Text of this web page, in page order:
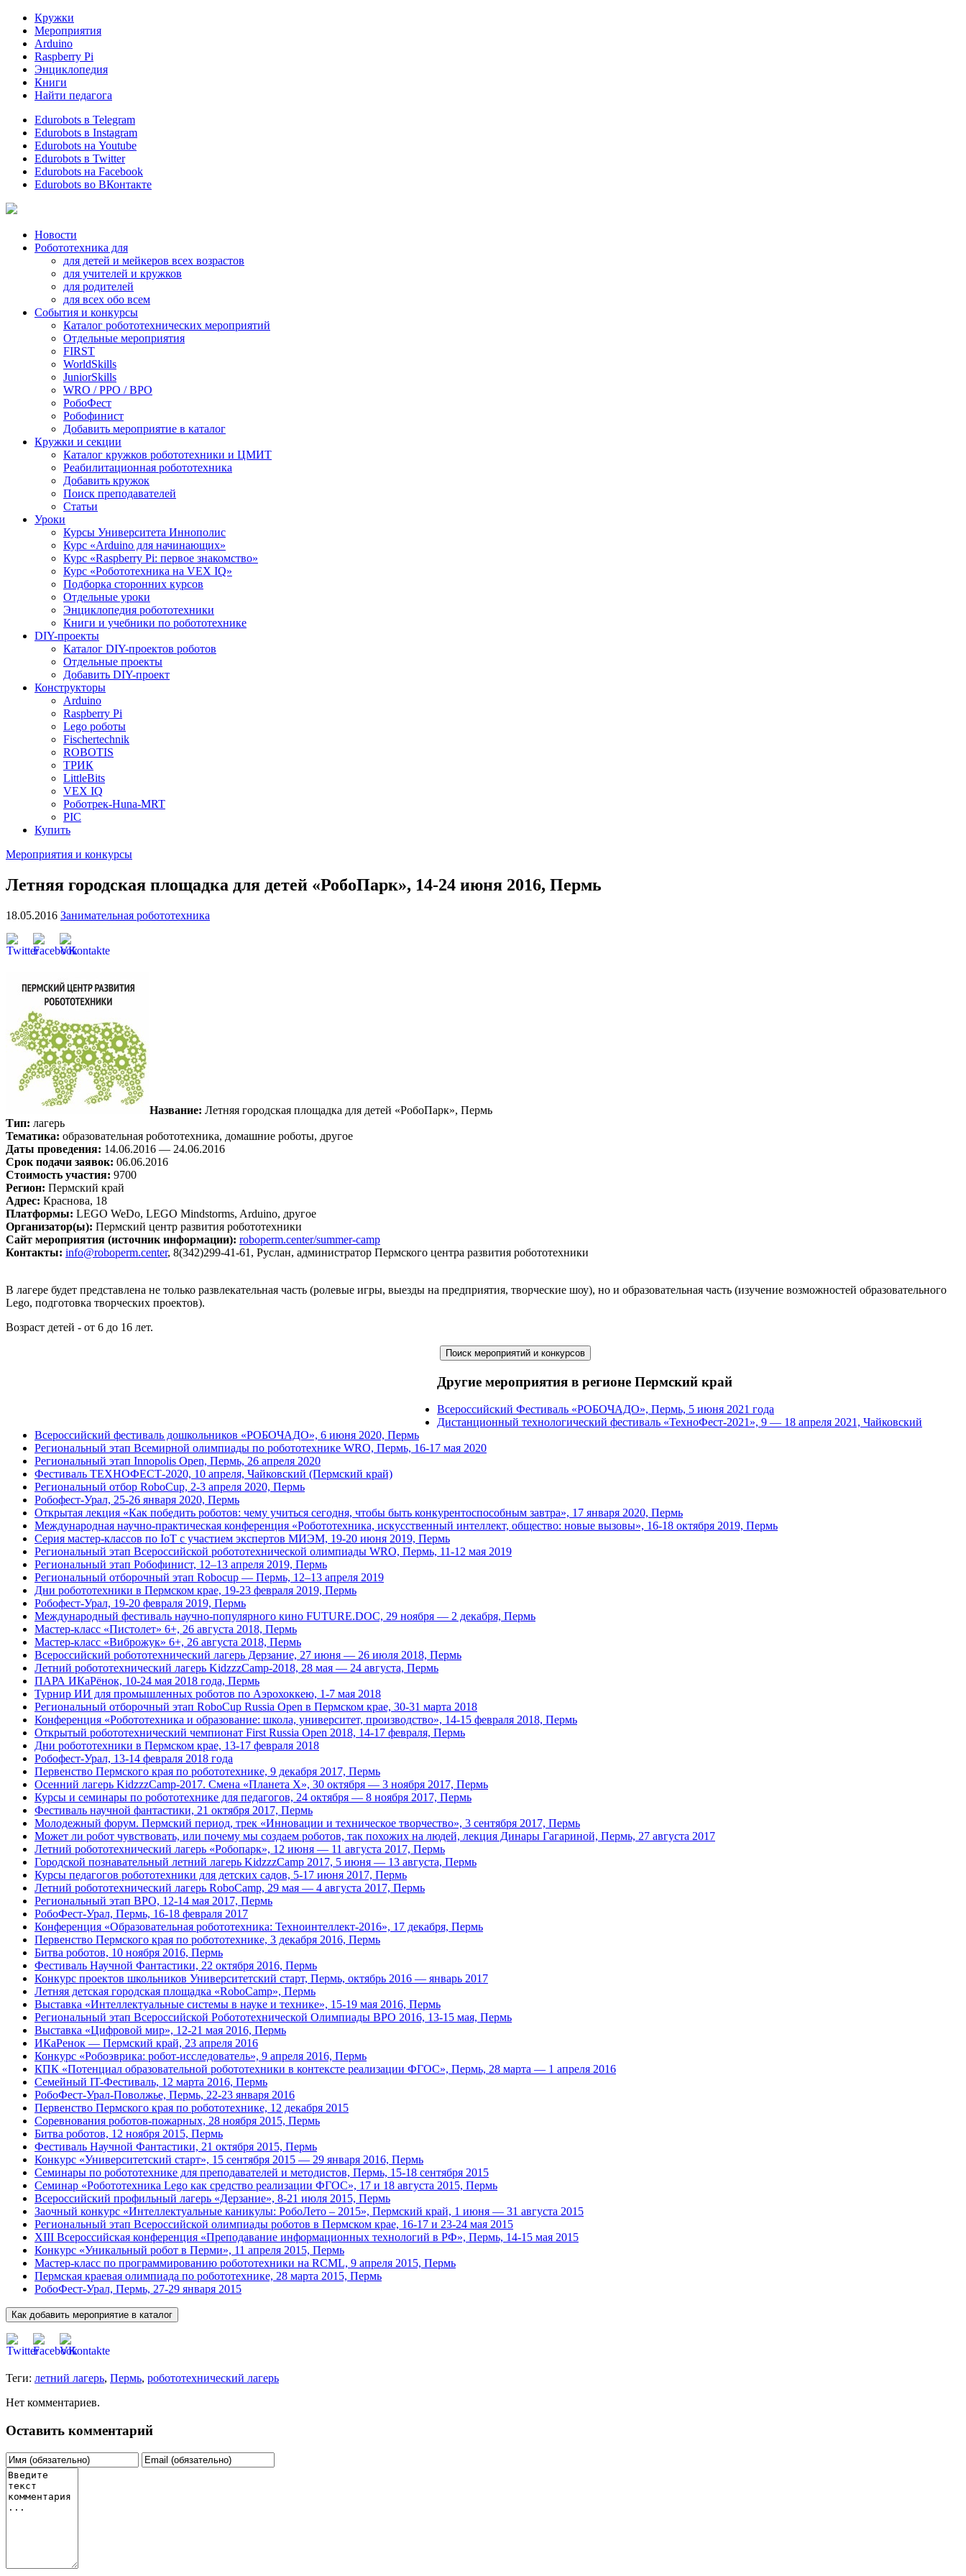
Кружки
Мероприятия
Arduino
Raspberry Pi
Энциклопедия
Книги
Найти педагога
Edurobots в Telegram
Edurobots в Instagram
Edurobots на Youtube
Edurobots в Twitter
Edurobots на Facebook
Edurobots во ВКонтакте
Новости
Робототехника для
для детей и мейкеров всех возрастов
для учителей и кружков
для родителей
для всех обо всем
События и конкурсы
Каталог робототехнических мероприятий
Отдельные мероприятия
FIRST
WorldSkills
JuniorSkills
WRO / РРО / ВРО
РобоФест
Робофинист
Добавить мероприятие в каталог
Кружки и секции
Каталог кружков робототехники и ЦМИТ
Реабилитационная робототехника
Добавить кружок
Поиск преподавателей
Статьи
Уроки
Курсы Университета Иннополис
Курс «Arduino для начинающих»
Курс «Raspberry Pi: первое знакомство»
Курс «Робототехника на VEX IQ»
Подборка сторонних курсов
Отдельные уроки
Энциклопедия робототехники
Книги и учебники по робототехнике
DIY-проекты
Каталог DIY-проектов роботов
Отдельные проекты
Добавить DIY-проект
Конструкторы
Arduino
Raspberry Pi
Lego роботы
Fischertechnik
ROBOTIS
ТРИК
LittleBits
VEX IQ
Роботрек-Huna-MRT
PIC
Купить
Мероприятия и конкурсы
Летняя городская площадка для детей «РобоПарк», 14-24 июня 2016, Пермь
18.05.2016 Занимательная робототехника
Название: Летняя городская площадка для детей «РобоПарк», Пермь
Тип: лагерь
Тематика: образовательная робототехника, домашние роботы, другое
Даты проведения: 14.06.2016 — 24.06.2016
Срок подачи заявок: 06.06.2016
Стоимость участия: 9700
Регион: Пермский край
Адрес: Краснова, 18
Платформы: LEGO WeDo, LEGO Mindstorms, Arduino, другое
Организатор(ы): Пермский центр развития робототехники
Сайт мероприятия (источник информации): roboperm.center/summer-camp
Контакты: info@roboperm.center, 8(342)299-41-61, Руслан, администратор Пермского центра развития робототехники
В лагере будет представлена не только развлекательная часть (ролевые игры, выезды на предприятия, творческие шоу), но и образовательная часть (изучение возможностей образовательного
Lego, подготовка творческих проектов).
Возраст детей - от 6 до 16 лет.
Другие мероприятия в регионе Пермский край
Всероссийский Фестиваль «РОБОЧАДО», Пермь, 5 июня 2021 года
Дистанционный технологический фестиваль «ТехноФест-2021», 9 — 18 апреля 2021, Чайковский
Всероссийский фестиваль дошкольников «РОБОЧАДО», 6 июня 2020, Пермь
Региональный этап Всемирной олимпиады по робототехнике WRO, Пермь, 16-17 мая 2020
Региональный этап Innopolis Open, Пермь, 26 апреля 2020
Фестиваль ТЕХНОФЕСТ-2020, 10 апреля, Чайковский (Пермский край)
Региональный отбор RoboCup, 2-3 апреля 2020, Пермь
Робофест-Урал, 25-26 января 2020, Пермь
Открытая лекция «Как победить роботов: чему учиться сегодня, чтобы быть конкурентоспособным завтра», 17 января 2020, Пермь
Международная научно-практическая конференция «Робототехника, искусственный интеллект, общество: новые вызовы», 16-18 октября 2019, Пермь
Серия мастер-классов по IoT с участием экспертов МИЭМ, 19-20 июня 2019, Пермь
Региональный этап Всероссийской робототехнической олимпиады WRO, Пермь, 11-12 мая 2019
Региональный этап Робофинист, 12–13 апреля 2019, Пермь
Региональный отборочный этап Robocup — Пермь, 12–13 апреля 2019
Дни робототехники в Пермском крае, 19-23 февраля 2019, Пермь
Робофест-Урал, 19-20 февраля 2019, Пермь
Международный фестиваль научно-популярного кино FUTURE.DOC, 29 ноября — 2 декабря, Пермь
Мастер-класс «Пистолет» 6+, 26 августа 2018, Пермь
Мастер-класс «Виброжук» 6+, 26 августа 2018, Пермь
Всероссийский робототехнический лагерь Дерзание, 27 июня — 26 июля 2018, Пермь
Летний робототехнический лагерь KidzzzCamp-2018, 28 мая — 24 августа, Пермь
ПАРА ИКаРёнок, 10-24 мая 2018 года, Пермь
Турнир ИИ для промышленных роботов по Аэрохоккею, 1-7 мая 2018
Региональный отборочный этап RoboCup Russia Open в Пермском крае, 30-31 марта 2018
Конференция «Робототехника и образование: школа, университет, производство», 14-15 февраля 2018, Пермь
Открытый робототехнический чемпионат First Russia Open 2018, 14-17 февраля, Пермь
Дни робототехники в Пермском крае, 13-17 февраля 2018
Робофест-Урал, 13-14 февраля 2018 года
Первенство Пермского края по робототехнике, 9 декабря 2017, Пермь
Осенний лагерь KidzzzCamp-2017. Смена «Планета Х», 30 октября — 3 ноября 2017, Пермь
Курсы и семинары по робототехнике для педагогов, 24 октября — 8 ноября 2017, Пермь
Фестиваль научной фантастики, 21 октября 2017, Пермь
Молодежный форум. Пермский период, трек «Инновации и техническое творчество», 3 сентября 2017, Пермь
Может ли робот чувствовать, или почему мы создаем роботов, так похожих на людей, лекция Динары Гагариной, Пермь, 27 августа 2017
Летний робототехнический лагерь «Робопарк», 12 июня — 11 августа 2017, Пермь
Городской познавательный летний лагерь KidzzzCamp 2017, 5 июня — 13 августа, Пермь
Курсы педагогов робототехники для детских садов, 5-17 июня 2017, Пермь
Летний робототехнический лагерь RoboCamp, 29 мая — 4 августа 2017, Пермь
Региональный этап ВРО, 12-14 мая 2017, Пермь
РобоФест-Урал, Пермь, 16-18 февраля 2017
Конференция «Образовательная робототехника: Техноинтеллект-2016», 17 декабря, Пермь
Первенство Пермского края по робототехнике, 3 декабря 2016, Пермь
Битва роботов, 10 ноября 2016, Пермь
Фестиваль Научной Фантастики, 22 октября 2016, Пермь
Конкурс проектов школьников Университетский старт, Пермь, октябрь 2016 — январь 2017
Летняя детская городская площадка «RoboCamp», Пермь
Выставка «Интеллектуальные системы в науке и технике», 15-19 мая 2016, Пермь
Региональный этап Всероссийской Робототехнической Олимпиады ВРО 2016, 13-15 мая, Пермь
Выставка «Цифровой мир», 12-21 мая 2016, Пермь
ИКаРенок — Пермский край, 23 апреля 2016
Конкурс «Робоэврика: робот-исследователь», 9 апреля 2016, Пермь
КПК «Потенциал образовательной робототехники в контексте реализации ФГОС», Пермь, 28 марта — 1 апреля 2016
Семейный IT-Фестиваль, 12 марта 2016, Пермь
РобоФест-Урал-Поволжье, Пермь, 22-23 января 2016
Первенство Пермского края по робототехнике, 12 декабря 2015
Соревнования роботов-пожарных, 28 ноября 2015, Пермь
Битва роботов, 12 ноября 2015, Пермь
Фестиваль Научной Фантастики, 21 октября 2015, Пермь
Конкурс «Университетский старт», 15 сентября 2015 — 29 января 2016, Пермь
Семинары по робототехнике для преподавателей и методистов, Пермь, 15-18 сентября 2015
Семинар «Робототехника Lego как средство реализации ФГОС», 17 и 18 августа 2015, Пермь
Всероссийский профильный лагерь «Дерзание», 8-21 июля 2015, Пермь
Заочный конкурс «Интеллектуальные каникулы: РобоЛето – 2015», Пермский край, 1 июня — 31 августа 2015
Региональный этап Всероссийской олимпиады роботов в Пермском крае, 16-17 и 23-24 мая 2015
XIII Всероссийская конференция «Преподавание информационных технологий в РФ», Пермь, 14-15 мая 2015
Конкурс «Уникальный робот в Перми», 11 апреля 2015, Пермь
Мастер-класс по программированию робототехники на RCML, 9 апреля 2015, Пермь
Пермская краевая олимпиада по робототехнике, 28 марта 2015, Пермь
РобоФест-Урал, Пермь, 27-29 января 2015
Теги: летний лагерь, Пермь, робототехнический лагерь
Нет комментариев.
Оставить комментарий